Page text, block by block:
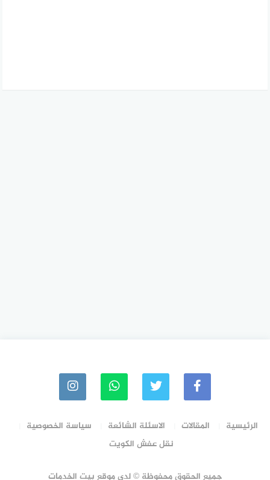
الرئيسية المقالات الاسئلة الشائعة
سياسة الخصوصية
نقل عفش الكويت
جميع الحقوق محفوظة © لدي موقع بيت الخدمات